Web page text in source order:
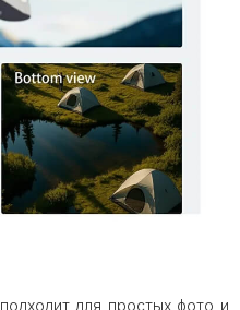
подходит для простых фото и